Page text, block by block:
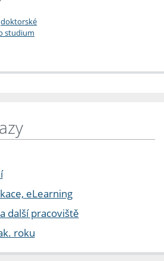
doktorské
studium
eLearning
další pracoviště
roku